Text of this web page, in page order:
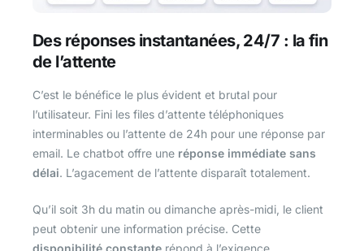
Des réponses instantanées, 24/7 : la fin
de l’attente
C’est le bénéfice le plus évident et brutal pour
l’utilisateur. Fini les files d’attente téléphoniques
interminables ou l’attente de 24h pour une réponse par
email. Le chatbot offre une réponse immédiate sans
délai. L’agacement de l’attente disparaît totalement.
Qu’il soit 3h du matin ou dimanche après-midi, le client
peut obtenir une information précise. Cette
disponibilité constante répond à l’exigence